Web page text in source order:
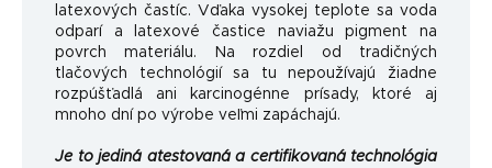
latexových častíc. Vďaka vysokej teplote sa voda
odparí a latexové častice naviažu pigment na
povrch materiálu. Na rozdiel od tradičných
tlačových technológií sa tu nepoužívajú žiadne
rozpúšťadlá ani karcinogénne prísady, ktoré aj
mnoho dní po výrobe veľmi zapáchajú.
Je to jediná atestovaná a certifikovaná technológia